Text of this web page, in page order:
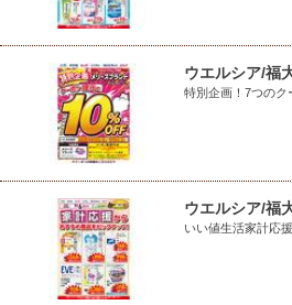
ウエルシア/福
特別企画！7つのク
ウエルシア/福
いい値生活家計応